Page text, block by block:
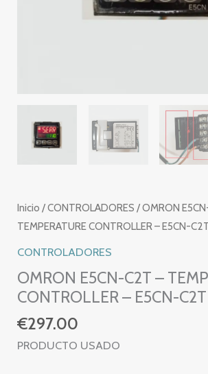
Inicio /CONTROLADORES / OMRON
TEMPERATURE CONTROLLER – E5CN-
CONTROLADORES
OMRON E5CN-C2T –
CONTROLLER – E5CN-C2T
€297.00
PRODUCTO USADO